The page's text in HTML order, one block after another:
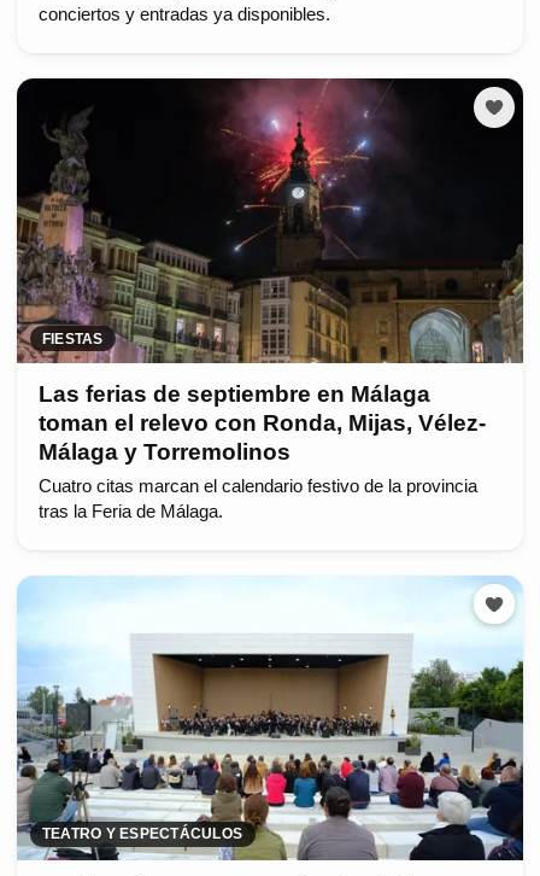
conciertos y entradas ya disponibles.
FIESTAS
Las ferias de septiembre en Málaga
toman el relevo con Ronda, Mijas, Vélez-
Málaga y Torremolinos
Cuatro citas marcan el calendario festivo de la provincia
tras la Feria de Málaga.
TEATRO Y ESPECTÁCULOS